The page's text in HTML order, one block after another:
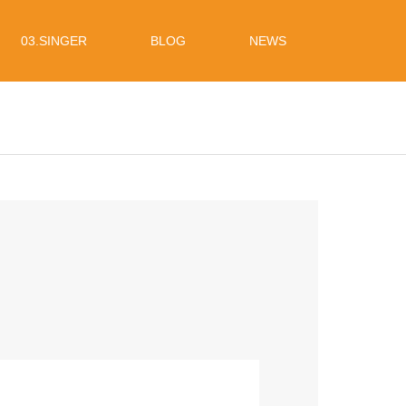
03.SINGER BLOG NEWS